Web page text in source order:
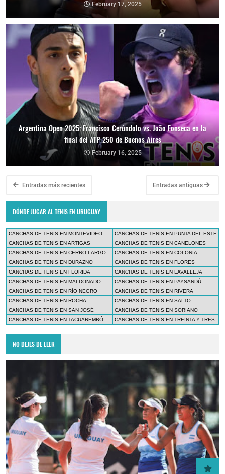
February 17, 2025
Argentina Open 2025: Francisco Cerúndolo vs. João Fonseca en la
final del ATP 250 de Buenos Aires
February 16, 2025
Entradas más recientes Entradas antiguas
DÓNDE JUGAR AL TENIS EN URUGUAY
CANCHAS DE TENIS EN MONTEVIDEO
CANCHAS DE TENIS EN PUNTA DEL ESTE
CANCHAS DE TENIS EN ARTIGAS
CANCHAS DE TENIS EN CANELONES
CANCHAS DE TENIS EN CERRO LARGO
CANCHAS DE TENIS EN COLONIA
CANCHAS DE TENIS EN DURAZNO
CANCHAS DE TENIS EN FLORES
CANCHAS DE TENIS EN FLORIDA
CANCHAS DE TENIS EN LAVALLEJA
CANCHAS DE TENIS EN MALDONADO
CANCHAS DE TENIS EN PAYSANDÚ
CANCHAS DE TENIS EN RÍO NEGRO
CANCHAS DE TENIS EN RIVERA
CANCHAS DE TENIS EN ROCHA
CANCHAS DE TENIS EN SALTO
CANCHAS DE TENIS EN SAN JOSÉ
CANCHAS DE TENIS EN SORIANO
CANCHAS DE TENIS EN TACUAREMBÓ
CANCHAS DE TENIS EN TREINTA Y TRES
NO DEJES DE LEER